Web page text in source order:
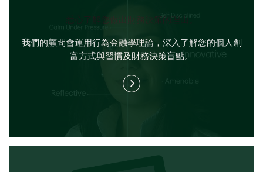
悉心了解您做出財務決策的理由。
我們的顧問會運用行為金融學理論，深入了解您的個人創
富方式與習慣及財務決策盲點。